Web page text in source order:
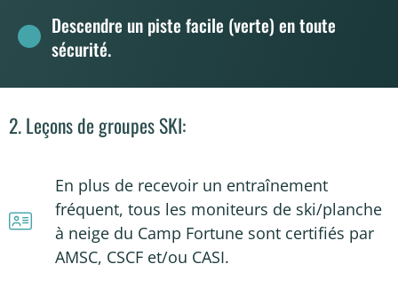
Descendre un piste facile (verte) en toute
sécurité.
2. Leçons de groupes SKI:
En plus de recevoir un entraînement
fréquent, tous les moniteurs de ski/planche
à neige du Camp Fortune sont certifiés par
AMSC, CSCF et/ou CASI.